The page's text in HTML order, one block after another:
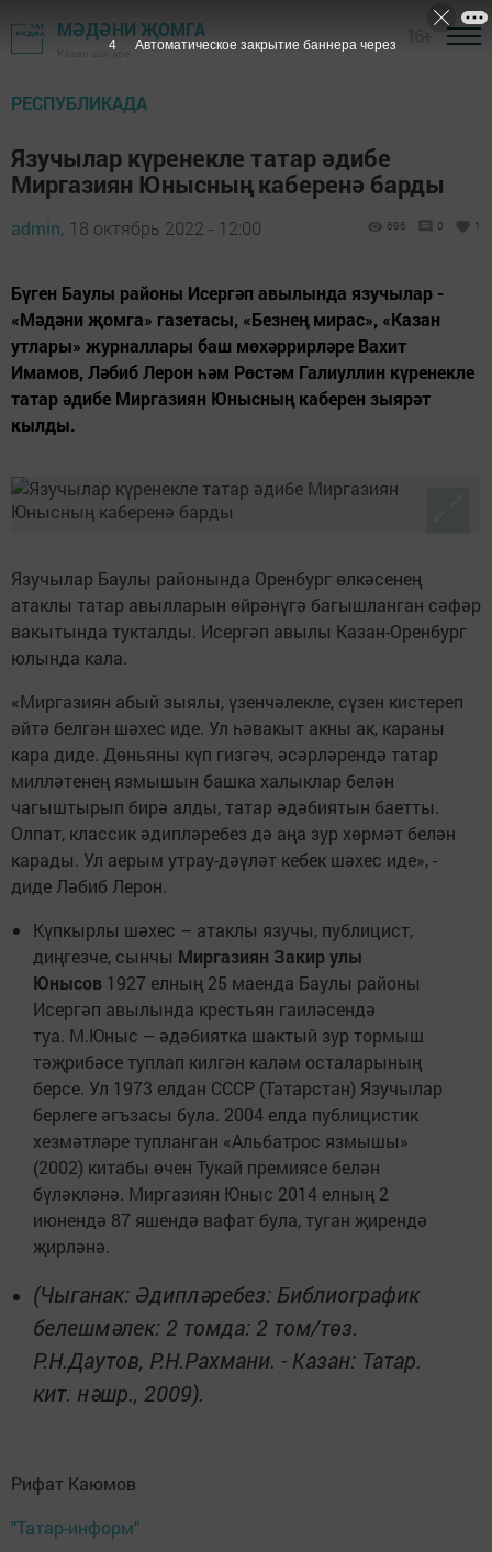
МӘДӘНИ ҖОМГА
Казан шәһәре
РЕСПУБЛИКАДА
Язучылар күренекле татар әдибе
Миргазиян Юнысның каберенә барды
admin, 18 октябрь 2022 - 12:00 696 0 1
Бүген Баулы районы Исергәп авылында язучылар -
«Мәдәни җомга» газетасы, «Безнең мирас», «Казан
утлары» журналлары баш мөхәррирләре Вахит
Имамов, Ләбиб Лерон һәм Рөстәм Галиуллин күренекле
татар әдибе Миргазиян Юнысның каберен зыярәт
кылды.
Язучылар Баулы районында Оренбург өлкәсенең
атаклы татар авылларын өйрәнүгә багышланган сәфәр
вакытында тукталды. Исергәп авылы Казан-Оренбург
юлында кала.
«Миргазиян абый зыялы, үзенчәлекле, сүзен кистереп
әйтә белгән шәхес иде. Ул һәвакыт акны ак, караны
кара диде. Дөньяны күп гизгәч, әсәрләрендә татар
милләтенең язмышын башка халыклар белән
чагыштырып бирә алды, татар әдәбиятын баетты.
Олпат, классик әдипләребез дә аңа зур хөрмәт белән
карады. Ул аерым утрау-дәүләт кебек шәхес иде», -
диде Ләбиб Лерон.
Күпкырлы шәхес – атаклы язучы, публицист,
диңгезче, сынчы Миргазиян Закир улы
Юнысов 1927 елның 25 маенда Баулы районы
Исергәп авылында крестьян гаиләсендә
туа. М.Юныс – әдәбиятка шактый зур тормыш
тәҗрибәсе туплап килгән каләм осталарының
берсе. Ул 1973 елдан СССР (Татарстан) Язучылар
берлеге әгъзасы була. 2004 елда публицистик
хезмәтләре тупланган «Альбатрос язмышы»
(2002) китабы өчен Тукай премиясе белән
бүләкләнә. Миргазиян Юныс 2014 елның 2
июнендә 87 яшендә вафат була, туган җирендә
җирләнә.
(Чыганак: Әдипләребез: Библиографик
белешмәлек: 2 томда: 2 том/төз.
Р.Н.Даутов, Р.Н.Рахмани. - Казан: Татар.
кит. нәшр., 2009).
Рифат Каюмов
"Татар-информ"
3 Автоматическое закрытие баннера через